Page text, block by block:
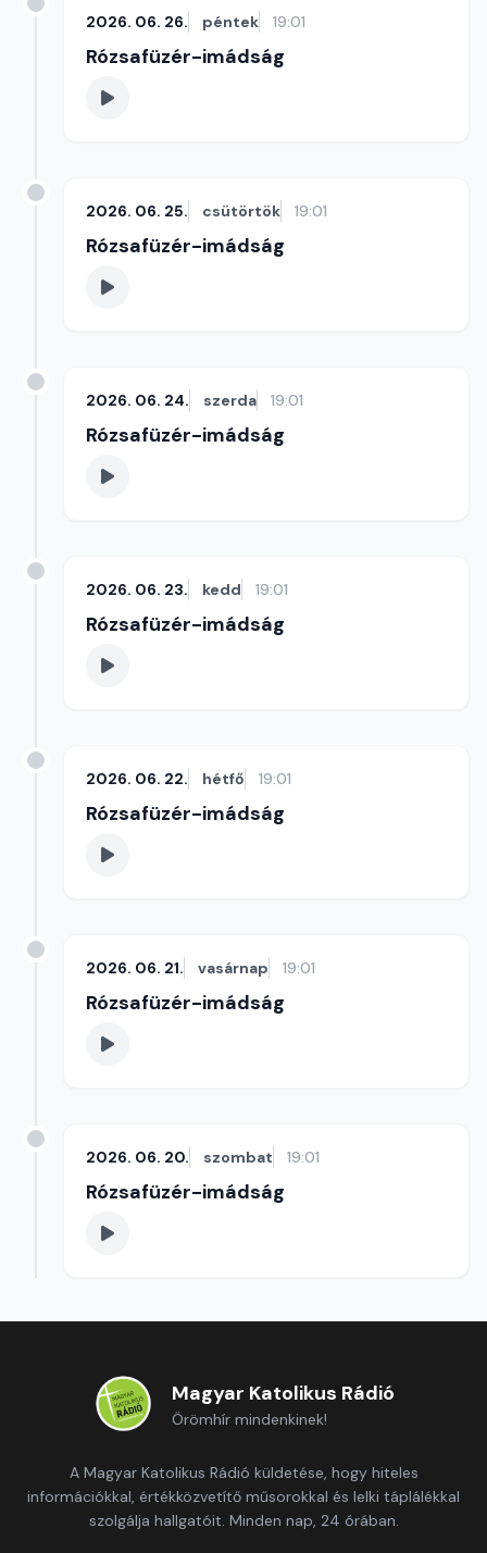
2026. 06. 26. péntek 19:01
Rózsafüzér-imádság
2026. 06. 25. csütörtök 19:01
Rózsafüzér-imádság
2026. 06. 24. szerda 19:01
Rózsafüzér-imádság
2026. 06. 23. kedd 19:01
Rózsafüzér-imádság
2026. 06. 22. hétfő 19:01
Rózsafüzér-imádság
2026. 06. 21. vasárnap 19:01
Rózsafüzér-imádság
2026. 06. 20. szombat 19:01
Rózsafüzér-imádság
Magyar Katolikus Rádió
Örömhír mindenkinek!
A Magyar Katolikus Rádió küldetése, hogy hiteles
információkkal, értékközvetítő műsorokkal és lelki táplálékkal
szolgálja hallgatóit. Minden nap, 24 órában.